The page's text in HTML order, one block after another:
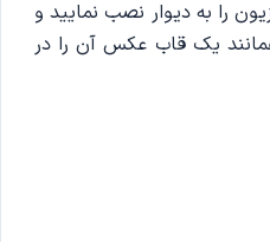
را به دیوار نصب نمایید و
یک قاب عکس آن را در